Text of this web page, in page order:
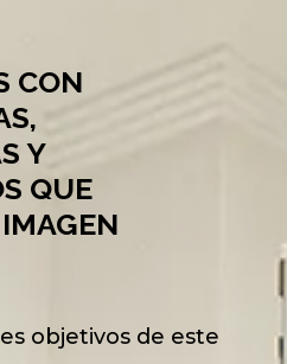
CON
Y
QUE
objetivos de este